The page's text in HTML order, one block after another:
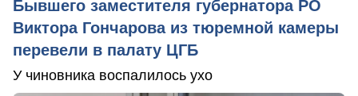
Бывшего заместителя губернатора РО
Виктора Гончарова из тюремной камеры
перевели в палату ЦГБ
У чиновника воспалилось ухо